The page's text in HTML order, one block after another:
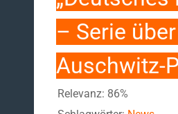
– Serie
Auschwitz-
Relevanz: 86%